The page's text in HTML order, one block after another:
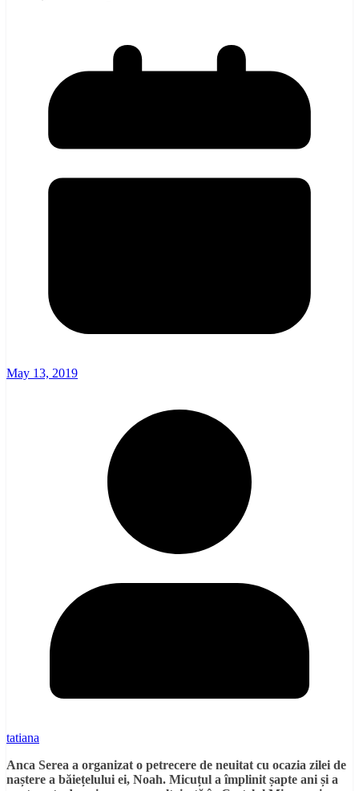
May 13, 2019
tatiana
Anca Serea a organizat o petrecere de neuitat cu ocazia zilei de
naștere a băiețelului ei, Noah. Micuțul a împlinit șapte ani și a